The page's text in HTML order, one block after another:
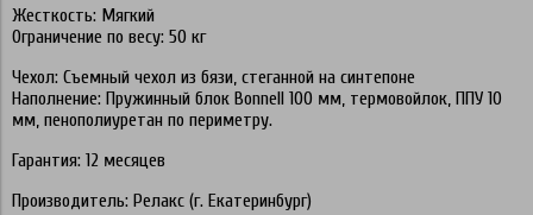
Жесткость: Мягкий
Ограничение по весу: 50 кг
Чехол: Съемный чехол из бязи, стеганной на синтепоне
Наполнение: Пружинный блок Bonnell 100 мм, термовойлок, ППУ 10
мм, пенополиуретан по периметру.
Гарантия: 12 месяцев
Производитель: Релакс (г. Екатеринбург)